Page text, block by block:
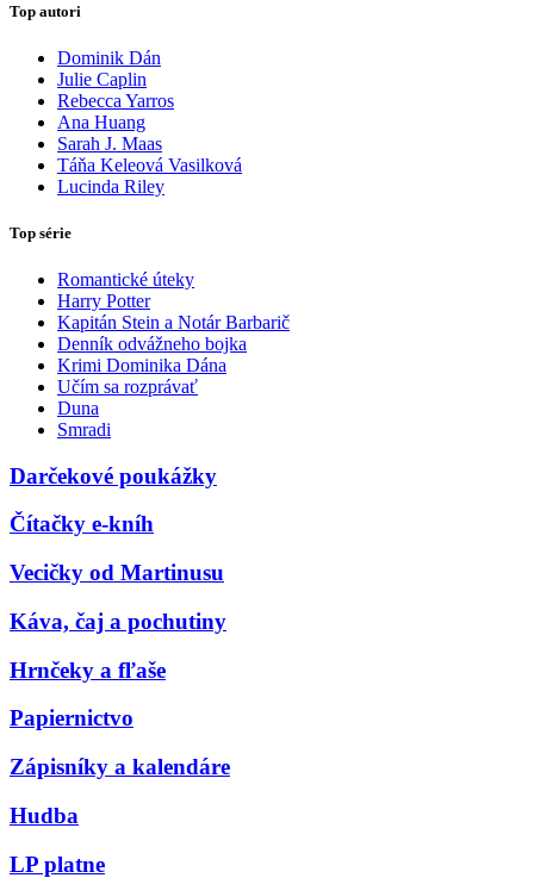
Top autori
Dominik Dán
Julie Caplin
Rebecca Yarros
Ana Huang
Sarah J. Maas
Táňa Keleová Vasilková
Lucinda Riley
Top série
Romantické úteky
Harry Potter
Kapitán Stein a Notár Barbarič
Denník odvážneho bojka
Krimi Dominika Dána
Učím sa rozprávať
Duna
Smradi
Darčekové poukážky
Čítačky e-kníh
Vecičky od Martinusu
Káva, čaj a pochutiny
Hrnčeky a fľaše
Papiernictvo
Zápisníky a kalendáre
Hudba
LP platne